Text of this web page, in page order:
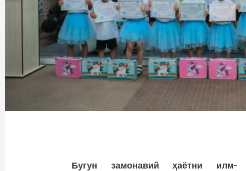
Бугун замонавий ҳаётни илм-